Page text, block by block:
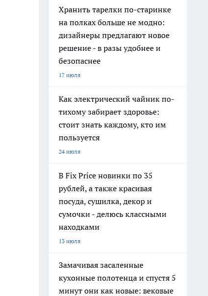
Хранить тарелки по-старинке
на полках больше не модно:
дизайнеры предлагают новое
решение - в разы удобнее и
безопаснее
17 июля
Как электрический чайник по-
тихому забирает здоровье:
стоит знать каждому, кто им
пользуется
24 июля
В Fix Price новинки по 35
рублей, а также красивая
посуда, сушилка, декор и
сумочки - делюсь классными
находками
13 июля
Замачивая засаленные
кухонные полотенца и спустя 5
минут они как новые: вековые